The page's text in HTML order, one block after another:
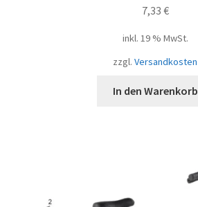
7,33 €
inkl. 19 % MwSt.
zzgl. Versandkosten
In den Warenkorb